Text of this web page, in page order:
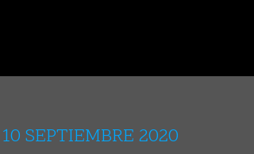
10 SEPTIEMBRE 2020